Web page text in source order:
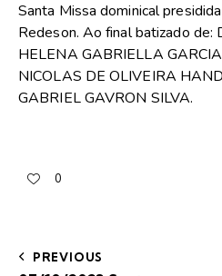
Santa Missa dominical
Redeson. Ao final batizado de:
HELENA GABRIELLA
NICOLAS DE OLIVEIRA
GABRIEL GAVRON SILVA.
0
PREVIOUS